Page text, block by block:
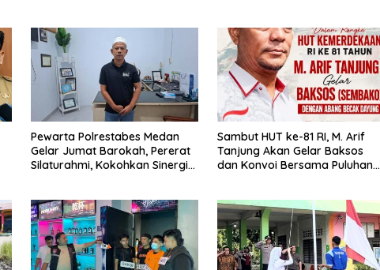
Pewarta Polrestabes Medan
Gelar Jumat Barokah, Pererat
Silaturahmi, Kokohkan Sinergi
‎Sambut HUT ke-81 RI, M. Arif
Tanjung Akan Gelar Baksos
dan Konvoi Bersama Puluhan